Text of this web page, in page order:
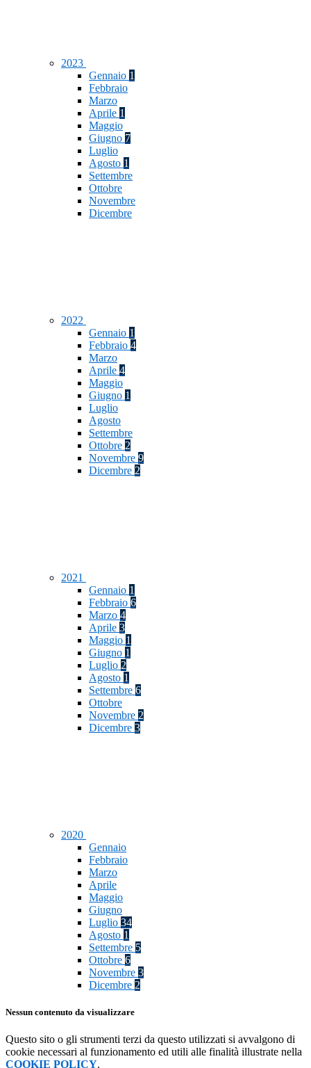
2023
Gennaio 1
Febbraio
Marzo
Aprile 1
Maggio
Giugno 7
Luglio
Agosto 1
Settembre
Ottobre
Novembre
Dicembre
2022
Gennaio 1
Febbraio 4
Marzo
Aprile 4
Maggio
Giugno 1
Luglio
Agosto
Settembre
Ottobre 2
Novembre 9
Dicembre 2
2021
Gennaio 1
Febbraio 6
Marzo 4
Aprile 3
Maggio 1
Giugno 1
Luglio 2
Agosto 1
Settembre 6
Ottobre
Novembre 2
Dicembre 3
2020
Gennaio
Febbraio
Marzo
Aprile
Maggio
Giugno
Luglio 34
Agosto 1
Settembre 5
Ottobre 6
Novembre 3
Dicembre 2
Nessun contenuto da visualizzare
Questo sito o gli strumenti terzi da questo utilizzati si avvalgono di
cookie necessari al funzionamento ed utili alle finalità illustrate nella
COOKIE POLICY.